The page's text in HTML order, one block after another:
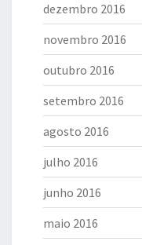
dezembro 2016
novembro 2016
outubro 2016
setembro 2016
agosto 2016
julho 2016
junho 2016
maio 2016